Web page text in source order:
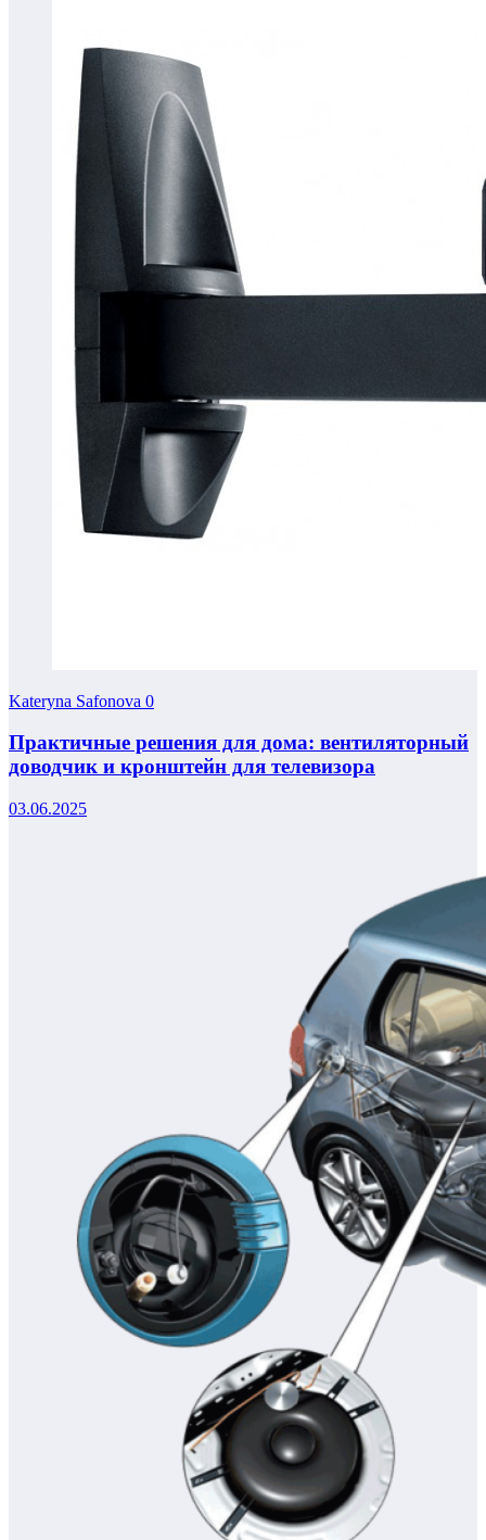
Kateryna Safonova 0
Практичные решения для дома: вентиляторный
доводчик и кронштейн для телевизора
03.06.2025